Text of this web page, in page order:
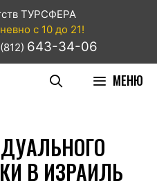
ТУРСФЕРА
с 10 до 21!
643-34-06
МЕНЮ
В ИЗРАИЛЬ